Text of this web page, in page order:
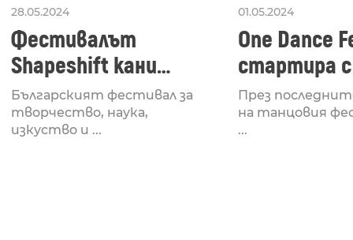
28.05.2024
Фестивалът
Shapeshift кани
Fabrizio Mammarella
за откриването си
Българският фестивал за
творчество, наука,
изкуство и ...
01.05.2024
One Dance
стартира
Lucid,
рейв
През
на танцовия
...